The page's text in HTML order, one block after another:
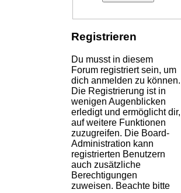
Registrieren
Du musst in diesem
Forum registriert sein, um
dich anmelden zu können.
Die Registrierung ist in
wenigen Augenblicken
erledigt und ermöglicht dir,
auf weitere Funktionen
zuzugreifen. Die Board-
Administration kann
registrierten Benutzern
auch zusätzliche
Berechtigungen
zuweisen. Beachte bitte